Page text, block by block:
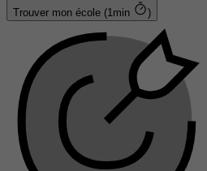
Trouver mon école (1min )